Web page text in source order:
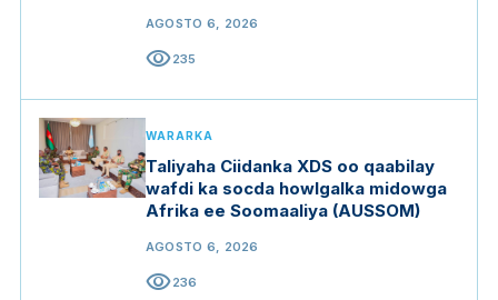
AGOSTO 6, 2026
visibility235
WARARKA
Taliyaha Ciidanka XDS oo qaabilay
wafdi ka socda howlgalka midowga
Afrika ee Soomaaliya (AUSSOM)
AGOSTO 6, 2026
visibility236